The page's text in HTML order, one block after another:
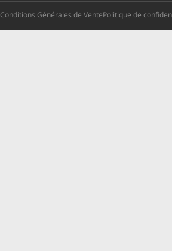
Conditions Générales de VentePolitique de